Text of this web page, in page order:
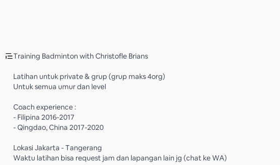
Training Badminton with Christofle Brians
Latihan untuk private & grup (grup maks 4org)
Untuk semua umur dan level
Coach experience :
- Filipina 2016-2017
- Qingdao, China 2017-2020
Lokasi Jakarta - Tangerang
Waktu latihan bisa request jam dan lapangan lain jg (chat ke WA)